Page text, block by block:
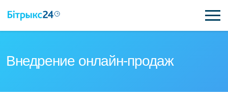
Внедрение онлайн-продаж